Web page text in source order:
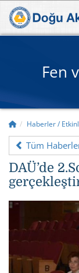
Fen
Haberler /
Tüm
DAÜ’de